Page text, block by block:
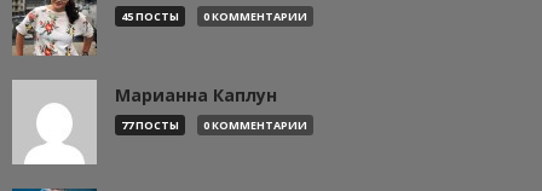
45 ПОСТЫ 0 КОММЕНТАРИИ
Марианна Каплун
77 ПОСТЫ 0 КОММЕНТАРИИ